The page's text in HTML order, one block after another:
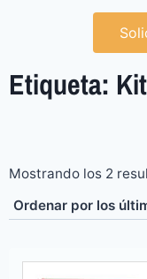
Etiqueta:
Mostrando los 2